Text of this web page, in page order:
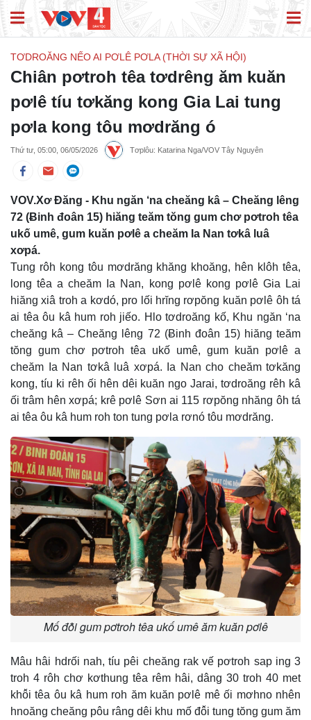
TƠDROĂNG NẾO AI PƠLÊ PƠLA (THỜI SỰ XÃ HỘI)
Chiân pơtroh têa tơdrêng ăm kuăn
pơlê tíu tơkăng kong Gia Lai tung
pơla kong tôu mơdrăng ó
Thứ tư, 05:00, 06/05/2026 Tơplôu: Katarina Nga/VOV Tây Nguyên
VOV.Xơ Đăng - Khu ngăn ‘na cheăng kâ – Cheăng lêng
72 (Ƀinh đoân 15) hiăng teăm tŏng gum chơ pơtroh têa
ukố umê, gum kuăn pơlê a cheăm Ia Nan tơkâ luâ
xơpá.
Tung rôh kong tôu mơdrăng khăng khoăng, hên klôh têa,
long têa a cheăm Ia Nan, kong pơlê kong pơlê Gia Lai
hiăng xiâ troh a kơdó, pro lối hrĭng rơpŏng kuăn pơlê ôh tá
ai têa ôu kâ hum roh jiếo. Hlo tơdroăng kố, Khu ngăn ‘na
cheăng kâ – Cheăng lêng 72 (Ƀinh đoân 15) hiăng teăm
tŏng gum chơ pơtroh têa ukố umê, gum kuăn pơlê a
cheăm Ia Nan tơkâ luâ xơpá. Ia Nan cho cheăm tơkăng
kong, tíu ki rêh ối hên dêi kuăn ngo Jarai, tơdroăng rêh kâ
ối trâm hên xơpá; krê pơlê Sơn ai 115 rơpŏng nhăng ôh tá
ai têa ôu kâ hum roh ton tung pơla rơnó tôu mơdrăng.
Mố đô̆i gum pơtroh têa ukố umê ăm kuăn pơlê
Mâu hâi hdrối nah, tíu pêi cheăng rak vế pơtroh sap ing 3
troh 4 rôh chơ kơthung têa rêm hâi, dâng 30 troh 40 met
khô̆i têa ôu kâ hum roh ăm kuăn pơlê mê ối mơhno nhên
hnoăng cheăng pôu râng dêi khu mố đô̆i tung tŏng gum ăm